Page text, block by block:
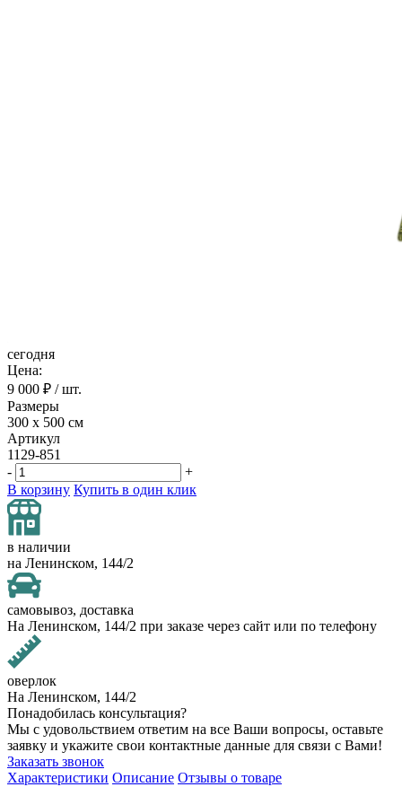
сегодня
Цена:
9 000 ₽ / шт.
Размеры
300 х 500 см
Артикул
1129-851
-
+
В корзину Купить в один клик
в наличии
на Ленинском, 144/2
самовывоз, доставка
На Ленинском, 144/2 при заказе через сайт или по телефону
оверлок
На Ленинском, 144/2
Понадобилась консультация?
Мы с удовольствием ответим на все Ваши вопросы, оставьте
заявку и укажите свои контактные данные для связи с Вами!
Заказать звонок
Характеристики Описание Отзывы о товаре